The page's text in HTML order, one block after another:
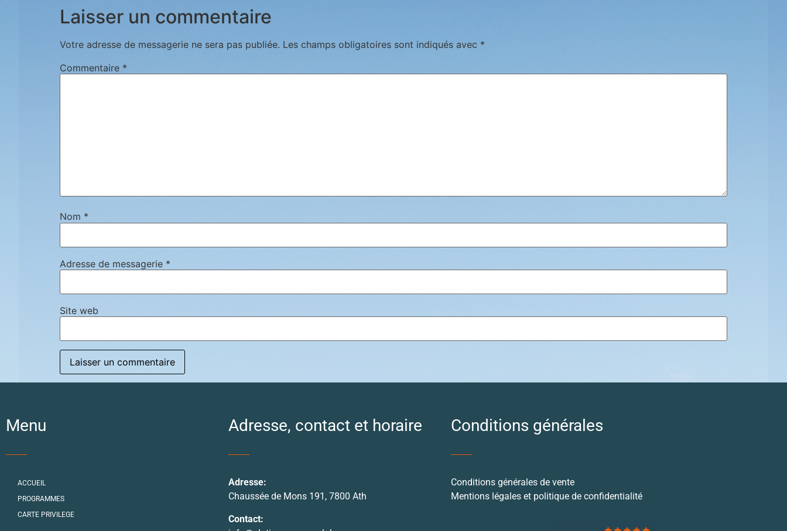
Laisser un commentaire
Votre adresse de messagerie ne sera pas publiée. Les champs obligatoires sont indiqués avec *
Commentaire *
Nom *
Adresse de messagerie *
Site web
Menu
ACCUEIL
PROGRAMMES
CARTE PRIVILEGE
Adresse, contact et horaire
Adresse:
Chaussée de Mons 191, 7800 Ath
Contact:
Conditions générales
Conditions générales de vente
Mentions légales et politique de confidentialité